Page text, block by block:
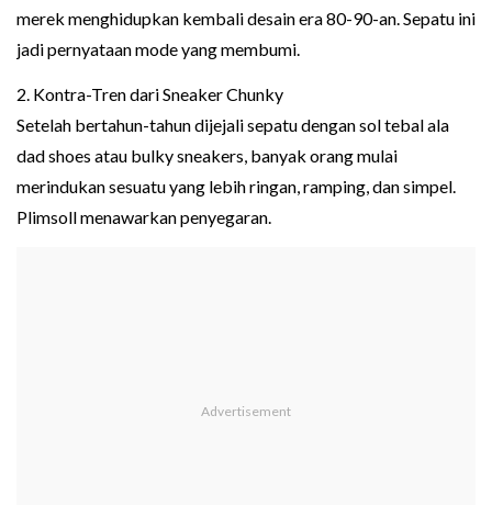
merek menghidupkan kembali desain era 80-90-an. Sepatu ini
jadi pernyataan mode yang membumi.
2. Kontra-Tren dari Sneaker Chunky
Setelah bertahun-tahun dijejali sepatu dengan sol tebal ala
dad shoes atau bulky sneakers, banyak orang mulai
merindukan sesuatu yang lebih ringan, ramping, dan simpel.
Plimsoll menawarkan penyegaran.